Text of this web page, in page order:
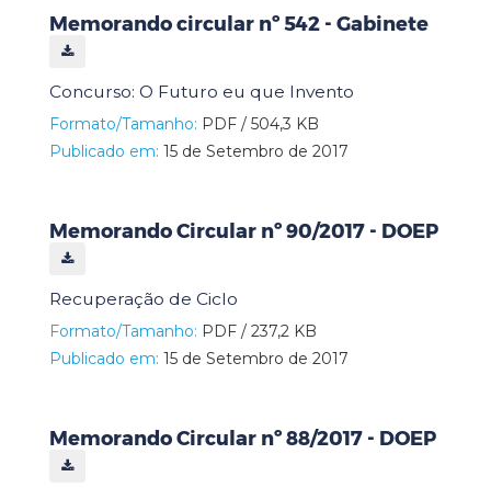
Memorando circular nº 542 - Gabinete
Concurso: O Futuro eu que Invento
Formato/Tamanho: PDF / 504,3 KB
Publicado em: 15 de Setembro de 2017
Memorando Circular nº 90/2017 - DOEP
Recuperação de Ciclo
Formato/Tamanho: PDF / 237,2 KB
Publicado em: 15 de Setembro de 2017
Memorando Circular nº 88/2017 - DOEP